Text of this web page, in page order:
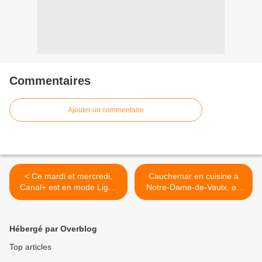
Commentaires
Ajouter un commentaire
< Ce mardi et mercredi,
Canal+ est en mode Ligue
des Champions : voici la
Cauchemar en cuisine à
Notre-Dame-de-Vaulx, en
Isère, ce soir sur M6. >
Hébergé par Overblog
Top articles